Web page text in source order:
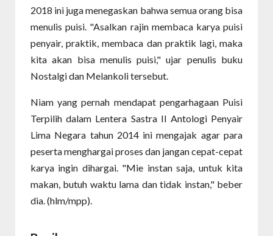
2018 ini juga menegaskan bahwa semua orang bisa
menulis puisi. "Asalkan rajin membaca karya puisi
penyair, praktik, membaca dan praktik lagi, maka
kita akan bisa menulis puisi," ujar penulis buku
Nostalgi dan Melankoli tersebut.
Niam yang pernah mendapat pengarhagaan Puisi
Terpilih dalam Lentera Sastra II Antologi Penyair
Lima Negara tahun 2014 ini mengajak agar para
peserta menghargai proses dan jangan cepat-cepat
karya ingin dihargai. "Mie instan saja, untuk kita
makan, butuh waktu lama dan tidak instan," beber
dia. (hlm/mpp).